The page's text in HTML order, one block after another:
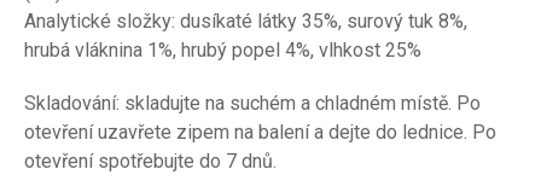
Analytické složky: dusíkaté látky 35%, surový tuk 8%,
hrubá vláknina 1%, hrubý popel 4%, vlhkost 25%
Skladování: skladujte na suchém a chladném místě. Po
otevření uzavřete zipem na balení a dejte do lednice. Po
otevření spotřebujte do 7 dnů.